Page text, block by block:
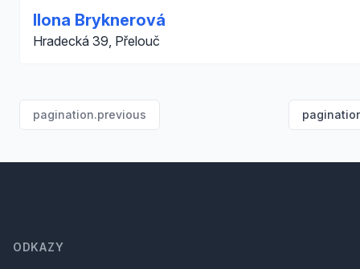
Ilona Bryknerová
Hradecká 39, Přelouč
pagination.previous
ODKAZY